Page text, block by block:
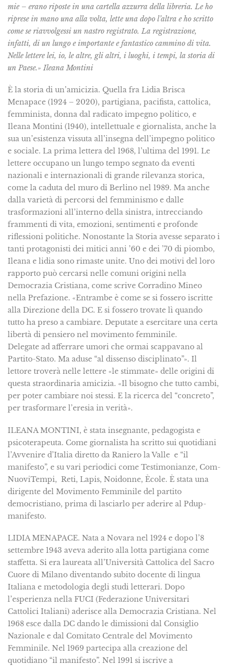
mie – erano riposte in una cartella azzurra della libreria. Le ho
riprese in mano una alla volta, lette una dopo l’altra e ho scritto
come se riavvolgessi un nastro registrato. La registrazione,
infatti, di un lungo e importante e fantastico cammino di vita.
Nelle lettere lei, io, le altre, gli altri, i luoghi, i tempi, la storia di
un Paese.»Ileana Montini
È la storia di un’amicizia. Quella fra Lidia Brisca
Menapace (1924 – 2020), partigiana, pacifista, cattolica,
femminista, donna dal radicato impegno politico, e
Ileana Montini (1940), intellettuale e giornalista, anche la
sua un’esistenza vissuta all’insegna dell’impegno politico
e sociale. La prima lettera del 1968, l’ul­tima del 1991. Le
lettere occupano un lungo tempo segnato da eventi
nazionali e internazionali di grande rilevanza storica,
come la caduta del muro di Berlino nel 1989. Ma anche
dalla va­rietà di percorsi del femminismo e dalle
trasformazioni all’interno della sinistra, intrec­ciando
frammenti di vita, emozioni, sentimenti e profonde
riflessioni politiche. Nonostante la Storia avesse separato i
tanti protagonisti dei mitici anni ’60 e dei ’70 di piombo,
Ileana e lidia sono rimaste unite. Uno dei motivi del loro
rapporto può cercarsi nelle co­muni origini nella
Democrazia Cristiana, come scrive Corradino Mineo
nella Prefazione. «Entrambe è come se si fossero iscritte
alla Direzione della DC. E si fossero trovate lì quando
tutto ha preso a cambiare. Deputate a esercitare una certa
libertà di pensiero nel movimento femminile.
Delegate ad afferrare umori che ormai scappavano al
Partito-Stato. Ma aduse “al dissenso disciplinato”». Il
lettore troverà nelle lettere «le stimmate» delle origini di
questa straordinaria amicizia. «Il bisogno che tutto cambi,
per poter cambiare noi stessi. E la ricerca del “concreto”,
per trasformare l’e­resia in verità».
ILEANA MONTINI, è stata insegnante, pedagogista e
psicoterapeuta. Come giornalista ha scritto sui quotidiani
l’Avvenire d’Italia diretto da Raniero la Valle e “il
manifesto”, e su vari periodici come Testimonianze, Com-
NuoviTempi, Reti, Lapis, Noidonne, Ècole. È stata una
dirigente del Movimento Femminile del partito
democristiano, prima di lasciarlo per aderire al Pdup-
manifesto.
LIDIA MENAPACE. Nata a Novara nel 1924 e dopo l’8
settembre 1943 aveva aderito alla lotta partigiana come
staffetta. Si era laureata all’Università Cattolica del Sacro
Cuore di Milano diventando subito docente di lingua
Italiana e metodologia degli studi letterari. Dopo
l’esperienza nella FUCI (Federazione Universitari
Cattolici Italiani) aderisce alla Democrazia Cristiana. Nel
1968 esce dalla DC dando le dimissioni dal Consiglio
Nazionale e dal Comitato Centrale del Movimento
Femminile. Nel 1969 partecipa alla creazione del
quotidiano “il manifesto”. Nel 1991 si iscrive a